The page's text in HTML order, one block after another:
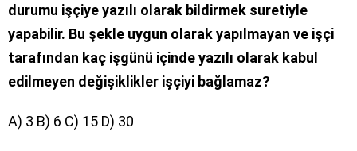
durumu işçiye yazılı olarak bildirmek suretiyle
yapabilir. Bu şekle uygun olarak yapılmayan ve işçi
tarafından kaç işgünü içinde yazılı olarak kabul
edilmeyen değişiklikler işçiyi bağlamaz?
A) 3 B) 6 C) 15 D) 30